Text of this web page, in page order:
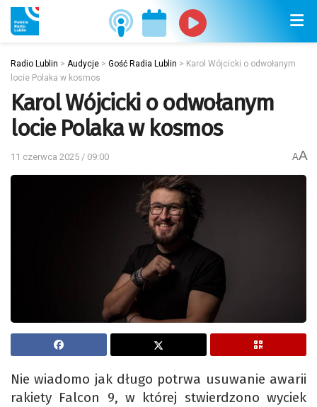
Radio Lublin > Audycje > Gość Radia Lublin > Karol Wójcicki o odwołanym
locie Polaka w kosmos
Karol Wójcicki o odwołanym
locie Polaka w kosmos
11 czerwca 2025 / 09:00 AA
Nie wiadomo jak długo potrwa usuwanie awarii
rakiety Falcon 9, w której stwierdzono wyciek